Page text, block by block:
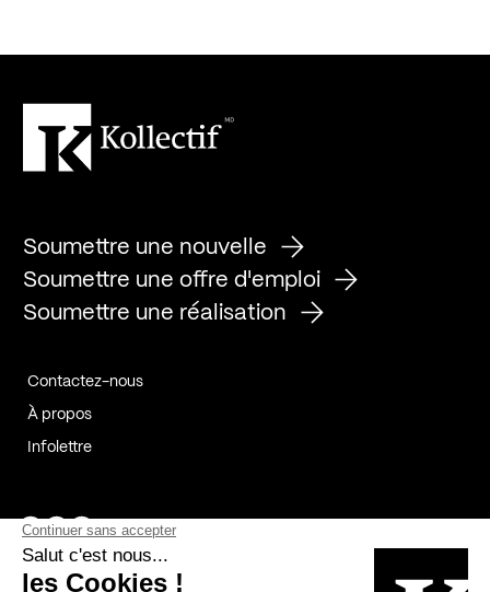
Soumettre une nouvelle
Soumettre une offre d'emploi
Soumettre une réalisation
Contactez-nous
À propos
Infolettre
Page Facebook de Kollectif
Page Instagram de Kollectif
Page Linkedin de Kollectif